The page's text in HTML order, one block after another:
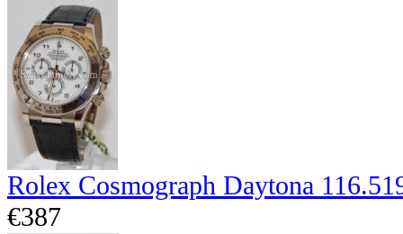
Rolex Cosmograph Daytona
€387